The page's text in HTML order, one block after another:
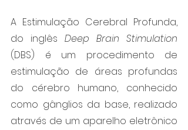
A Estimulação Cerebral Profunda,
do inglês Deep Brain Stimulation
(DBS) é um procedimento de
estimulação de áreas profundas
do cérebro humano, conhecido
como gânglios da base, realizado
através de um aparelho eletrônico